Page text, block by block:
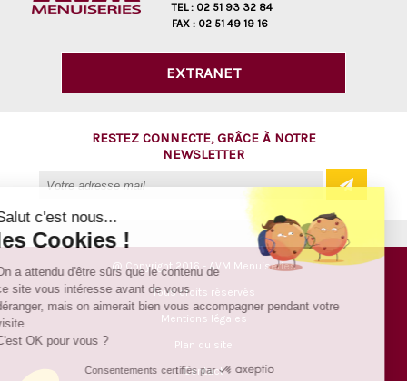
TEL : 02 51 93 32 84
FAX : 02 51 49 19 16
EXTRANET
RESTEZ CONNECTÉ, GRÂCE À NOTRE
NEWSLETTER
@ Copyright 2016 - AVM Menuiseries
Tous droits réservés
Mentions légales
Plan du site
Contact
Salut c'est nous...
les Cookies !
On a attendu d'être sûrs que le contenu de
ce site vous intéresse avant de vous
déranger, mais on aimerait bien vous accompagner pendant votre
visite...
C'est OK pour vous ?
Consentements certifiés par